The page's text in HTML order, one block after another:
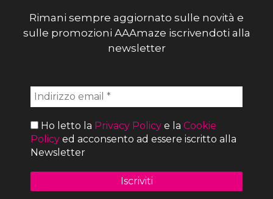
Rimani sempre aggiornato sulle novità e
sulle promozioni AAAmaze iscrivendoti alla
newsletter
Ho letto la Privacy Policy e la Cookie
Policy ed acconsento ad essere iscritto alla
Newsletter